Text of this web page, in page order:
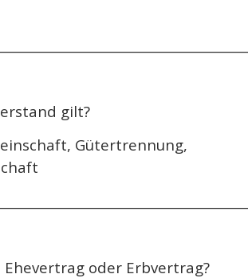
gilt?
Gütertrennung,
oder Erbvertrag?